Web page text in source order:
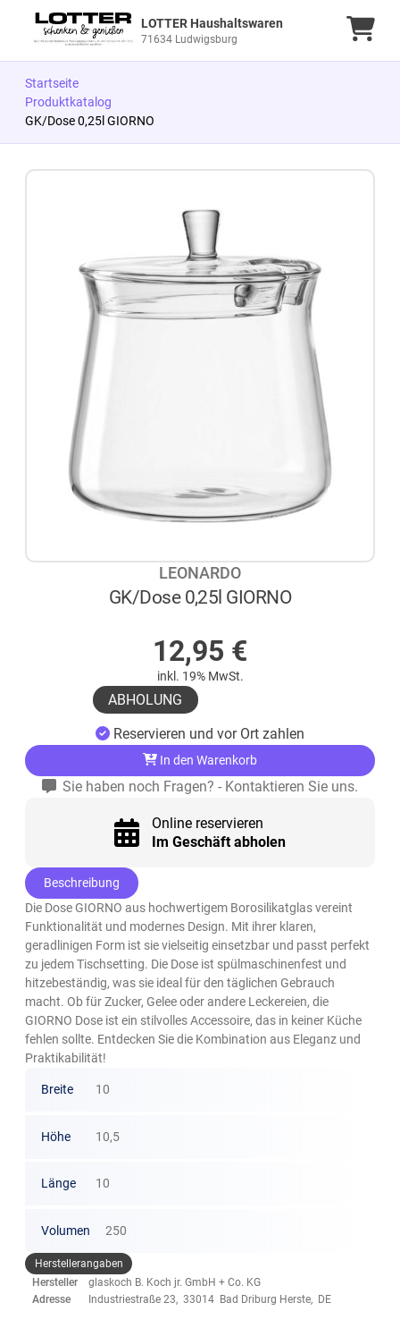
LOTTER Haushaltswaren
71634 Ludwigsburg
Startseite
Produktkatalog
GK/Dose 0,25l GIORNO
LEONARDO
GK/Dose 0,25l GIORNO
12,95 €
inkl. 19% MwSt.
ABHOLUNG
Reservieren und vor Ort zahlen
In den Warenkorb
Sie haben noch Fragen? - Kontaktieren Sie uns.
Online reservieren
Im Geschäft abholen
Beschreibung
Die Dose GIORNO aus hochwertigem Borosilikatglas vereint
Funktionalität und modernes Design. Mit ihrer klaren,
geradlinigen Form ist sie vielseitig einsetzbar und passt perfekt
zu jedem Tischsetting. Die Dose ist spülmaschinenfest und
hitzebeständig, was sie ideal für den täglichen Gebrauch
macht. Ob für Zucker, Gelee oder andere Leckereien, die
GIORNO Dose ist ein stilvolles Accessoire, das in keiner Küche
fehlen sollte. Entdecken Sie die Kombination aus Eleganz und
Praktikabilität!
Breite 10
Höhe 10,5
Länge 10
Volumen 250
Herstellerangaben
Hersteller
glaskoch B. Koch jr. GmbH + Co. KG
Adresse
Industriestraße 23, 33014 Bad Driburg Herste, DE